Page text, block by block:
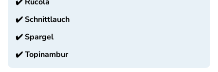
✔️Schnittlauch
✔️Spargel
✔️Topinambur